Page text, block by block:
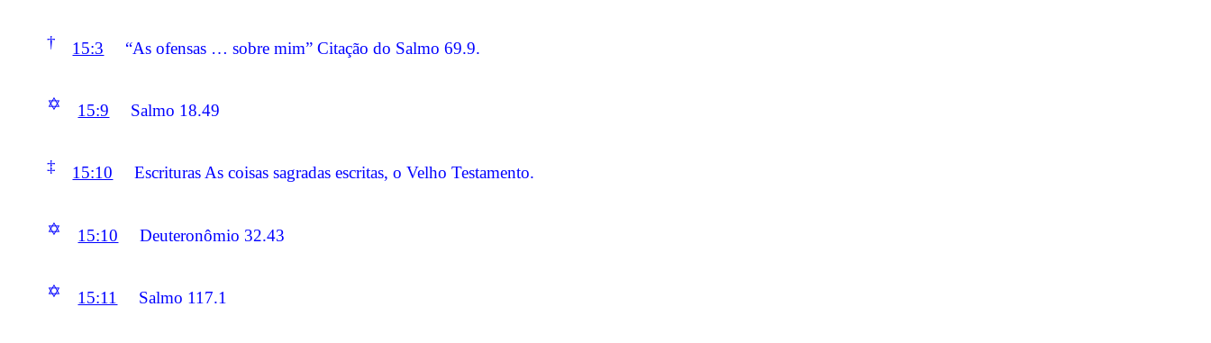
† 15:3 “As ofensas … sobre mim” Citação do Salmo 69.9.
✡ 15:9 Salmo 18.49
‡ 15:10 Escrituras As coisas sagradas escritas, o Velho Testamento.
✡ 15:10 Deuteronômio 32.43
✡ 15:11 Salmo 117.1